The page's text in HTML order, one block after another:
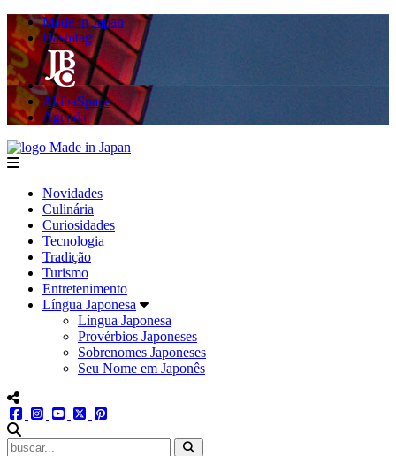
Made in Japan
Hashitag
AkibaSpace
Agenda
menu
Novidades
Culinária
Curiosidades
Tecnologia
Tradição
Turismo
Entretenimento
Língua Japonesa
Língua Japonesa
Provérbios Japoneses
Sobrenomes Japoneses
Seu Nome em Japonês
menu redes social
facebookinstagram
youtube
twitter